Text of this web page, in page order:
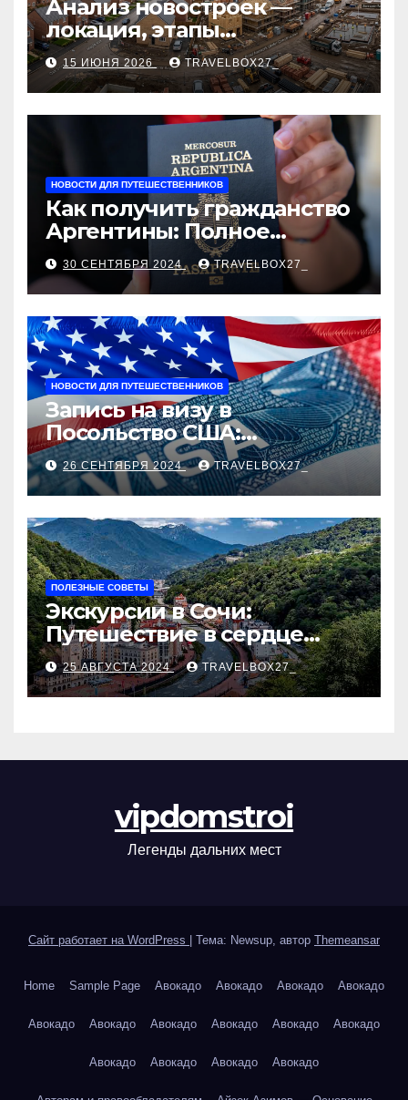
Анализ новостроек —
локация, этапы
строительства, проверка
застройщика, сценарии
оформления сделки и
рыночные ориентиры
15 ИЮНЯ 2026 TRAVELBOX27_
НОВОСТИ ДЛЯ ПУТЕШЕСТВЕННИКОВ
Как получить гражданство
Аргентины: Полное
руководство
30 СЕНТЯБРЯ 2024 TRAVELBOX27_
НОВОСТИ ДЛЯ ПУТЕШЕСТВЕННИКОВ
Запись на визу в
Посольство США:
Пошаговое руководство
26 СЕНТЯБРЯ 2024 TRAVELBOX27_
ПОЛЕЗНЫЕ СОВЕТЫ
Экскурсии в Сочи:
Путешествие в сердце
Черноморского курорта
25 АВГУСТА 2024 TRAVELBOX27_
vipdomstroi
Легенды дальних мест
Сайт работает на WordPress Тема: Newsup, автор Themeansar
Home Sample Page Авокадо Авокадо Авокадо Авокадо
Авокадо Авокадо Авокадо Авокадо Авокадо Авокадо
Авокадо Авокадо Авокадо Авокадо